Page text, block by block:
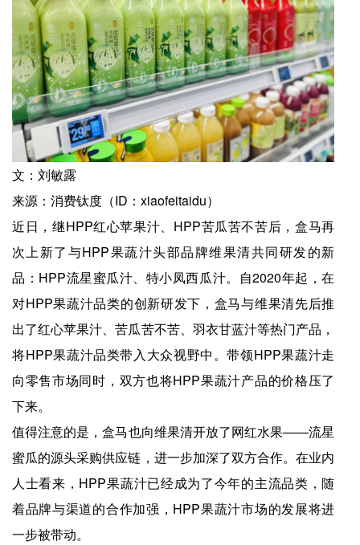
文：刘敏露
来源：消费钛度（ID：xiaofeitaidu）
近日，继HPP红心苹果汁、HPP苦瓜苦不苦后，盒马再
次上新了与HPP果蔬汁头部品牌维果清共同研发的新
品：HPP流星蜜瓜汁、特小凤西瓜汁。自2020年起，在
对HPP果蔬汁品类的创新研发下，盒马与维果清先后推
出了红心苹果汁、苦瓜苦不苦、羽衣甘蓝汁等热门产品，
将HPP果蔬汁品类带入大众视野中。带领HPP果蔬汁走
向零售市场同时，双方也将HPP果蔬汁产品的价格压了
下来。
值得注意的是，盒马也向维果清开放了网红水果——流星
蜜瓜的源头采购供应链，进一步加深了双方合作。在业内
人士看来，HPP果蔬汁已经成为了今年的主流品类，随
着品牌与渠道的合作加强，HPP果蔬汁市场的发展将进
一步被带动。